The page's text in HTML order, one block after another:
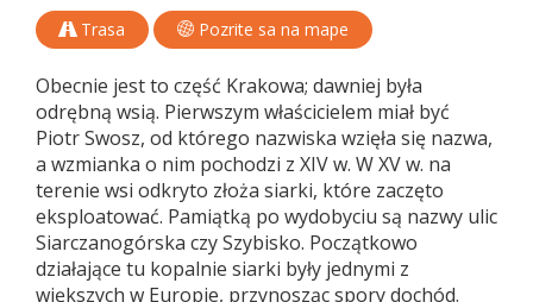
Trasa Pozrite sa na mape
Obecnie jest to część Krakowa; dawniej była
odrębną wsią. Pierwszym właścicielem miał być
Piotr Swosz, od którego nazwiska wzięła się nazwa,
a wzmianka o nim pochodzi z XIV w. W XV w. na
terenie wsi odkryto złoża siarki, które zaczęto
eksploatować. Pamiątką po wydobyciu są nazwy ulic
Siarczanogórska czy Szybisko. Początkowo
działające tu kopalnie siarki były jednymi z
większych w Europie, przynosząc spory dochód.